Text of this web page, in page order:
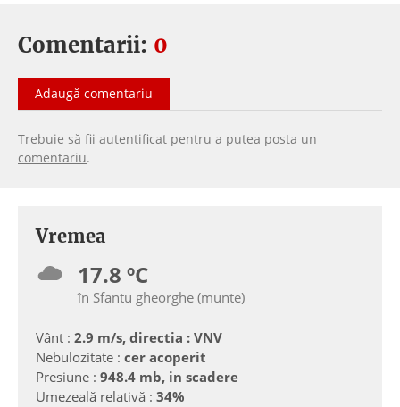
Comentarii: 0
Adaugă comentariu
Trebuie să fii autentificat pentru a putea posta un
comentariu.
Vremea
17.8 ºC
în Sfantu gheorghe (munte)
Vânt : 2.9 m/s, directia : VNV
Nebulozitate : cer acoperit
Presiune : 948.4 mb, in scadere
Umezeală relativă : 34%